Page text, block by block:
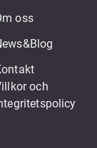
oss
och